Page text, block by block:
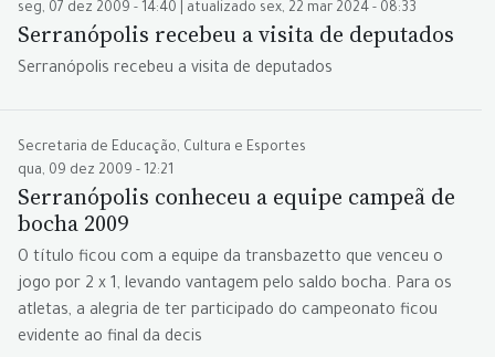
seg, 07 dez 2009 - 14:40 | atualizado sex, 22 mar 2024 - 08:33
Serranópolis recebeu a visita de deputados
Serranópolis recebeu a visita de deputados
Secretaria de Educação, Cultura e Esportes
qua, 09 dez 2009 - 12:21
Serranópolis conheceu a equipe campeã de
bocha 2009
O título ficou com a equipe da transbazetto que venceu o
jogo por 2 x 1, levando vantagem pelo saldo bocha. Para os
atletas, a alegria de ter participado do campeonato ficou
evidente ao final da decis